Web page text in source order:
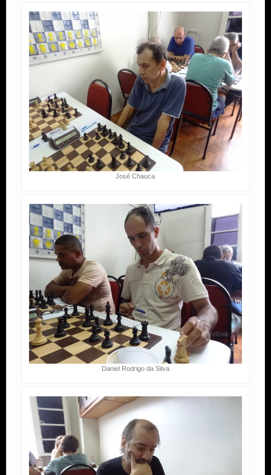
José Chauca
Daniel Rodrigo da Silva